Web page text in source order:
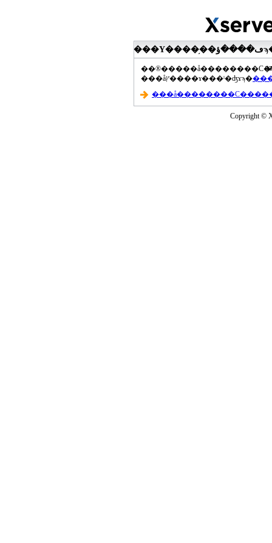
���Υ����֥��ڡ����ؤϡ��ޤ��ۡ���ڡ��������åץ����ɤ���Ƥ��ޤ���agua-
���åץ����ɤ���ˡ�ʤɤϡ�
Copyright ©